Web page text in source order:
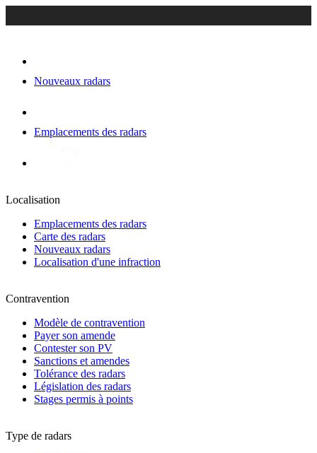
Nouveaux radars
Emplacements des radars
Localisation
Emplacements des radars
Carte des radars
Nouveaux radars
Localisation d'une infraction
Contravention
Modèle de contravention
Payer son amende
Contester son PV
Sanctions et amendes
Tolérance des radars
Législation des radars
Stages permis à points
Type de radars